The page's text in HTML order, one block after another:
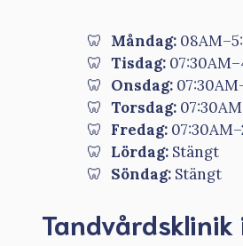
Måndag:
Tisdag:
Onsdag:
Torsdag:
Fredag:
Lördag: Stängt
Söndag: Stängt
Tandvårdsklinik